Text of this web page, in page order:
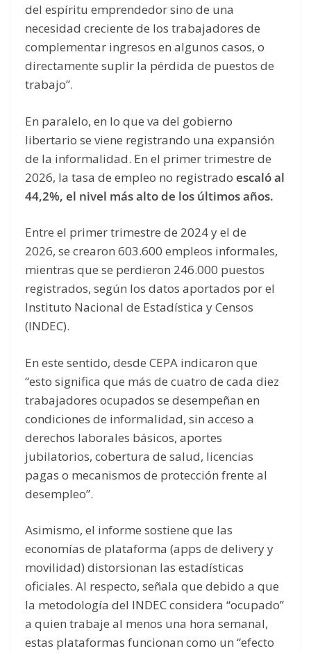
del espíritu emprendedor sino de una
necesidad creciente de los trabajadores de
complementar ingresos en algunos casos, o
directamente suplir la pérdida de puestos de
trabajo”.
En paralelo, en lo que va del gobierno
libertario se viene registrando una expansión
de la informalidad. En el primer trimestre de
2026, la tasa de empleo no registrado escaló al
44,2%, el nivel más alto de los últimos años.
Entre el primer trimestre de 2024 y el de
2026, se crearon 603.600 empleos informales,
mientras que se perdieron 246.000 puestos
registrados, según los datos aportados por el
Instituto Nacional de Estadística y Censos
(INDEC).
En este sentido, desde CEPA indicaron que
“esto significa que más de cuatro de cada diez
trabajadores ocupados se desempeñan en
condiciones de informalidad, sin acceso a
derechos laborales básicos, aportes
jubilatorios, cobertura de salud, licencias
pagas o mecanismos de protección frente al
desempleo”.
Asimismo, el informe sostiene que las
economías de plataforma (apps de delivery y
movilidad) distorsionan las estadísticas
oficiales. Al respecto, señala que debido a que
la metodología del INDEC considera “ocupado”
a quien trabaje al menos una hora semanal,
estas plataformas funcionan como un “efecto